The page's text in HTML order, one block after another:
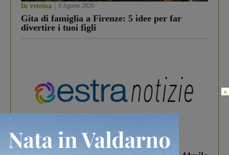
In vetrina 6 Agosto 2026
Gita di famiglia a Firenze: 5 idee per far
divertire i tuoi figli
In vetrina 3 Agosto 2026
×